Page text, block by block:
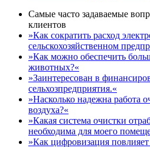
Самые часто задаваемые
клиентов
»Как сократить расход
сельскохозяйственном
»Как можно обеспечить
животных?«
»Заинтересован в
сельхозпредприятия.«
»Насколько надежна работа
воздуха?«
»Какая система очистки
необходима для моего
»Как цифровизация